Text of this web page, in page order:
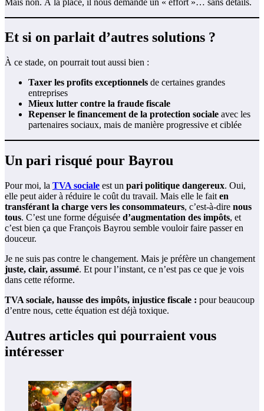
Et si on parlait d’autres solutions ?
À ce stade, on pourrait tout aussi bien :
Taxer les profits exceptionnels de certaines grandes
entreprises
Mieux lutter contre la fraude fiscale
Repenser le financement de la protection sociale avec les
partenaires sociaux, mais de manière progressive et ciblée
Un pari risqué pour Bayrou
Pour moi, la TVA sociale est un pari politique dangereux. Oui,
elle peut aider à réduire le coût du travail. Mais elle le fait en
transférant la charge vers les consommateurs, c’est-à-dire nous
tous. C’est une forme déguisée d’augmentation des impôts, et
c’est bien ça que François Bayrou semble vouloir faire passer en
douceur.
Je ne suis pas contre le changement. Mais je préfère un changement
juste, clair, assumé. Et pour l’instant, ce n’est pas ce que je vois
dans cette réforme.
TVA sociale, hausse des impôts, injustice fiscale : pour beaucoup
d’entre nous, cette équation est déjà toxique.
Autres articles qui pourraient vous
intéresser